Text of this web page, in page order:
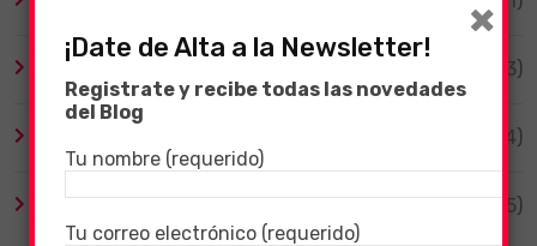
(3)
(204)
(55)
¡Date de Alta a la Newsletter!
Registrate y recibe todas las novedades
del Blog
Tu nombre (requerido)
Tu correo electrónico (requerido)
×